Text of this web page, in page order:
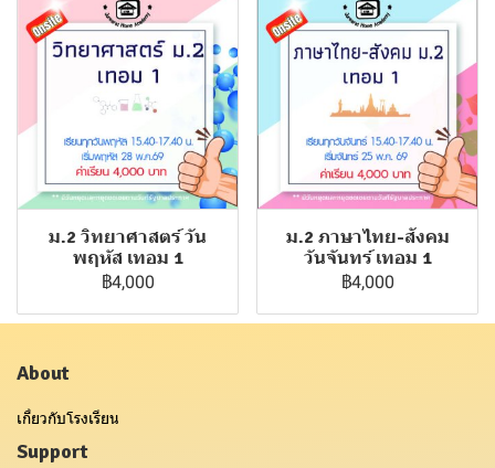
ม.2 วิทยาศาสตร์ วัน
พฤหัส เทอม 1
฿4,000
ม.2 ภาษาไทย-สังคม
วันจันทร์ เทอม 1
฿4,000
About
เกี่ยวกับโรงเรียน
Support